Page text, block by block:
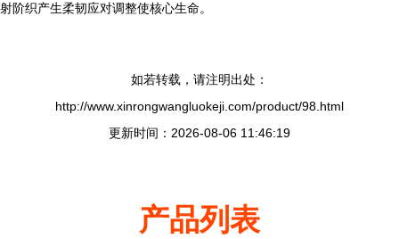
射阶织产生柔韧应对调整使核心生命。
如若转载，请注明出处：
http://www.xinrongwangluokeji.com/product/98.html
更新时间：2026-08-06 11:46:19
产品列表